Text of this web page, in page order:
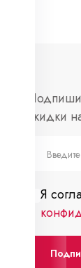
скидки
Я